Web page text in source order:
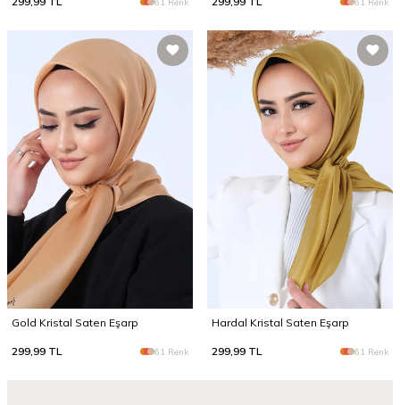
Gold Kristal Saten Eşarp
299,99 TL 61 Renk
Hardal Kristal Saten Eşarp
299,99 TL 61 Renk